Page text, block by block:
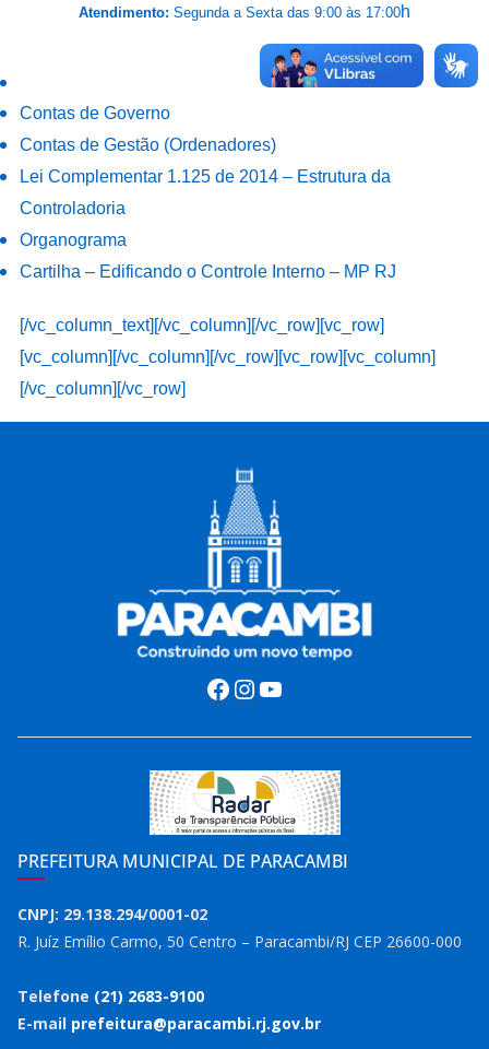
Atendimento: Segunda a Sexta das 9:00 às 17:00h
Contas de Governo
Contas de Gestão (Ordenadores)
Lei Complementar 1.125 de 2014 – Estrutura da
Controladoria
Organograma
Cartilha – Edificando o Controle Interno – MP RJ
[/vc_column_text][/vc_column][/vc_row][vc_row]
[vc_column][/vc_column][/vc_row][vc_row][vc_column]
[/vc_column][/vc_row]
Facebook
Instagram
Youtube
PREFEITURA MUNICIPAL DE PARACAMBI
CNPJ: 29.138.294/0001-02
R. Juíz Emílio Carmo, 50 Centro – Paracambi/RJ CEP 26600-000
Telefone (21) 2683-9100
E-mail prefeitura@paracambi.rj.gov.br